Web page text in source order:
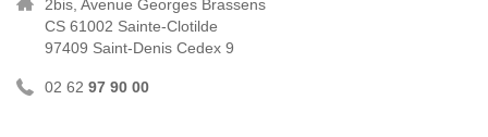
2bis, Avenue Georges Brassens
CS 61002 Sainte-Clotilde
97409 Saint-Denis Cedex 9
02 62 97 90 00